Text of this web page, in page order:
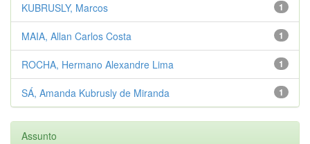
1
KUBRUSLY, Marcos
1
MAIA, Allan Carlos Costa
1
ROCHA, Hermano Alexandre Lima
1
SÁ, Amanda Kubrusly de Miranda
Assunto